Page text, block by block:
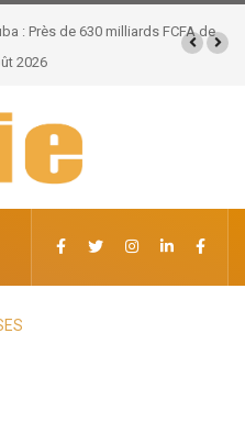
: Près de 630 milliards FCFA de
et un potentiel de 100.000
2026